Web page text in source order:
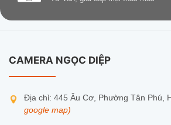
CAMERA NGỌC DIỆP
Địa chỉ: 445 Âu Cơ, Phường Tân Phú,
google map)